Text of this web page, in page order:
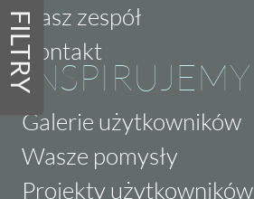
FILTRYNasz zespół
Kontakt
INSPIRUJEMY
Galerie użytkowników
Wasze pomysły
Projekty użytkowników